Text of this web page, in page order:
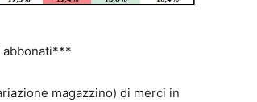
abbonati***
magazzino) di merci in